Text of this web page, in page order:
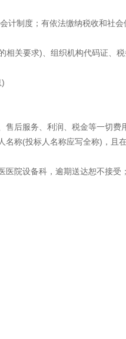
计制度；有依法缴纳税收和社
关要求)、组织机构代码证、税
后服务、利润、税金等一切费
称(投标人名称应写全称)，
院设备科，逾期送达恕不接受